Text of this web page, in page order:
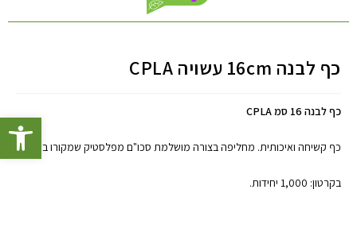
כף לבנה 16cm עשויה CPLA
כף לבנה 16 סמ CPLA
כף קשיחה ואיכותית. מחליפה בצורה מושלמת סכו"ם מפלסטיק שמקורו בנפט.
בקרטון: 1,000 יחידות.